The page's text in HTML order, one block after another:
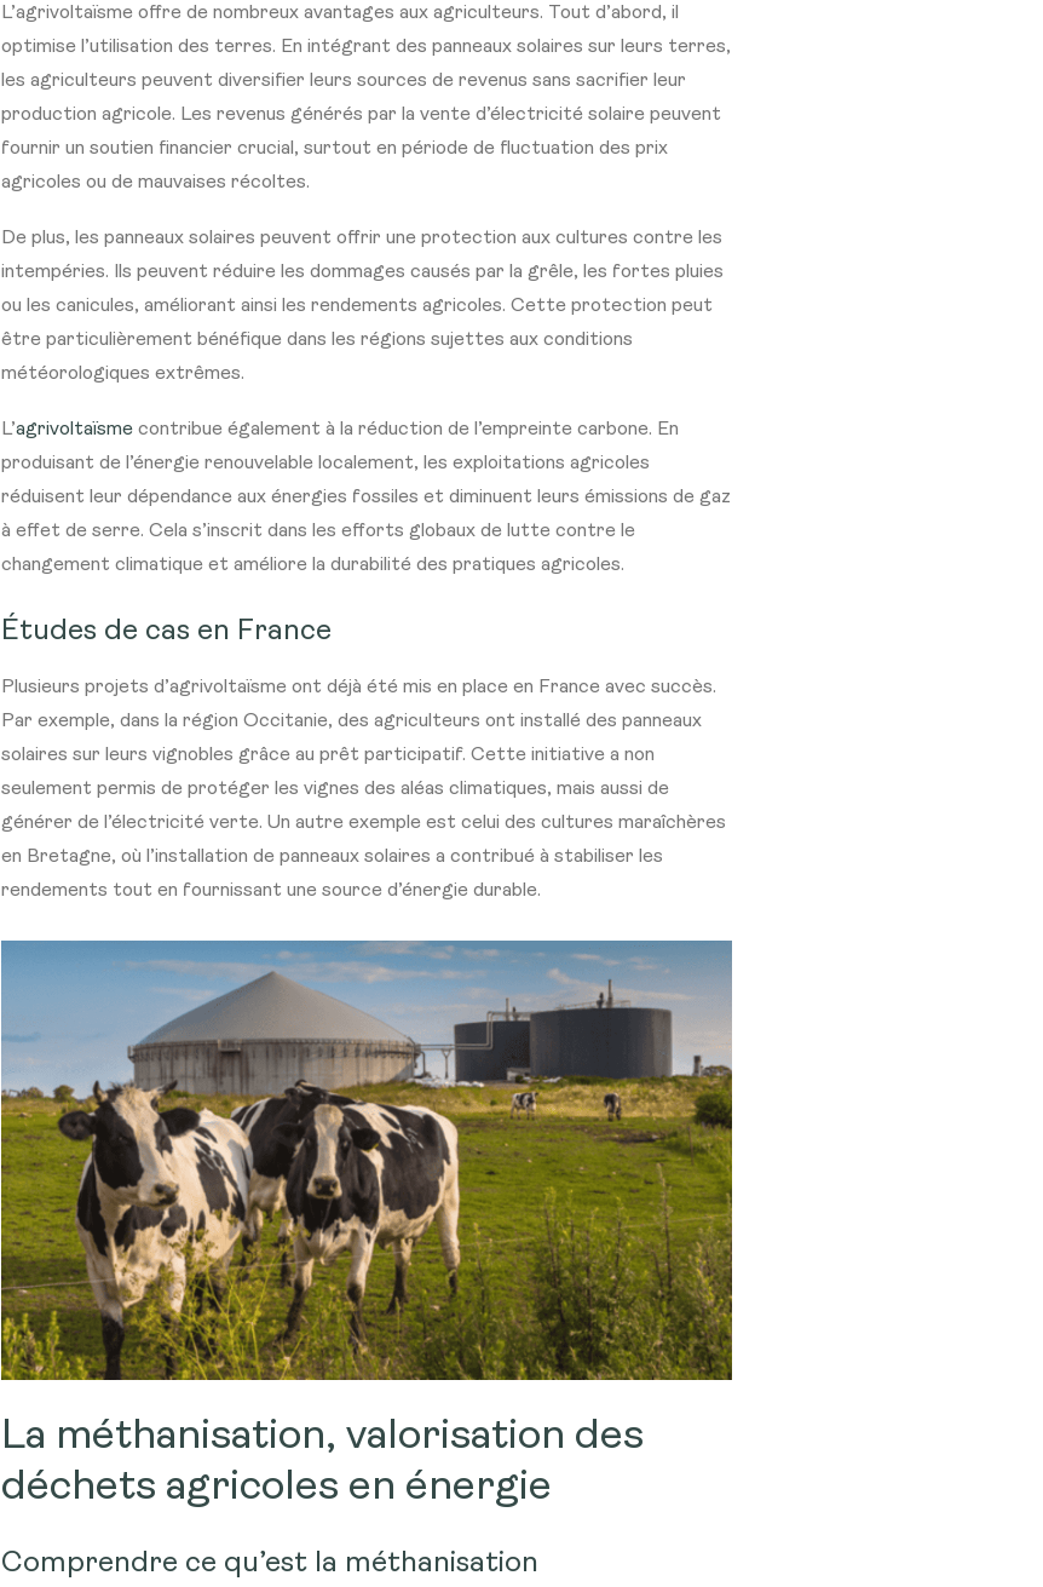
L’agrivoltaïsme offre de nombreux avantages aux agriculteurs. Tout d’abord, il
optimise l’utilisation des terres. En intégrant des panneaux solaires sur leurs terres,
les agriculteurs peuvent diversifier leurs sources de revenus sans sacrifier leur
production agricole. Les revenus générés par la vente d’électricité solaire peuvent
fournir un soutien financier crucial, surtout en période de fluctuation des prix
agricoles ou de mauvaises récoltes.
De plus, les panneaux solaires peuvent offrir une protection aux cultures contre les
intempéries. Ils peuvent réduire les dommages causés par la grêle, les fortes pluies
ou les canicules, améliorant ainsi les rendements agricoles. Cette protection peut
être particulièrement bénéfique dans les régions sujettes aux conditions
météorologiques extrêmes.
L’agrivoltaïsmecontribue également à la réduction de l’empreinte carbone. En
produisant de l’énergie renouvelable localement, les exploitations agricoles
réduisent leur dépendance aux énergies fossiles et diminuent leurs émissions de gaz
à effet de serre. Cela s’inscrit dans les efforts globaux de lutte contre le
changement climatique et améliore la durabilité des pratiques agricoles.
Études de cas en France
Plusieurs projets d’agrivoltaïsme ont déjà été mis en place en France avec succès.
Par exemple, dans la région Occitanie, des agriculteurs ont installé des panneaux
solaires sur leurs vignobles grâce au prêt participatif. Cette initiative a non
seulement permis de protéger les vignes des aléas climatiques, mais aussi de
générer de l’électricité verte. Un autre exemple est celui des cultures maraîchères
en Bretagne, où l’installation de panneaux solaires a contribué à stabiliser les
rendements tout en fournissant une source d’énergie durable.
La méthanisation, valorisation des
déchets agricoles en énergie
Comprendre ce qu’est la méthanisation